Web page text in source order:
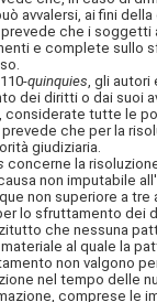
avvalersi, ai fini
che i soggetti
e complete sullo
quinquies , gli
dei diritti o dai suoi
tutte le
prevede che per la
giudiziaria.
concerne la
non imputabile
non superiore a
lo sfruttamento
che nessuna
al quale la
non valgono
nel tempo delle
comprese le